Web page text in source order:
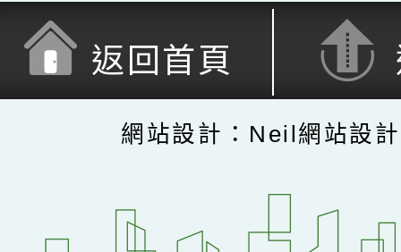
返回首頁
網站設計：Neil網站設